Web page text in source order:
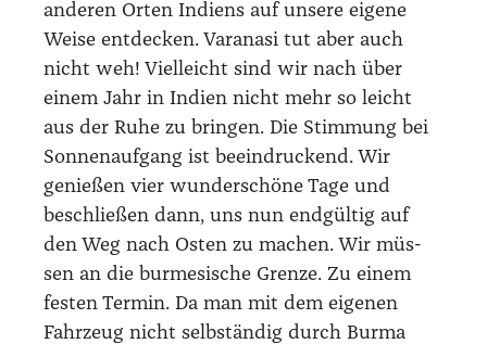
ande­ren Orten Indi­ens auf unse­re eige­ne
Wei­se ent­de­cken. Var­a­na­si tut aber auch
nicht weh! Viel­leicht sind wir nach über
einem Jahr in Indi­en nicht mehr so leicht
aus der Ruhe zu brin­gen. Die Stim­mung bei
Son­nen­auf­gang ist beein­dru­ckend. Wir
genie­ßen vier wun­der­schö­ne Tage und
beschlie­ßen dann, uns nun end­gül­tig auf
den Weg nach Osten zu machen. Wir müs­
sen an die bur­me­si­sche Gren­ze. Zu einem
fes­ten Ter­min. Da man mit dem eige­nen
Fahr­zeug nicht selb­stän­dig durch Bur­ma